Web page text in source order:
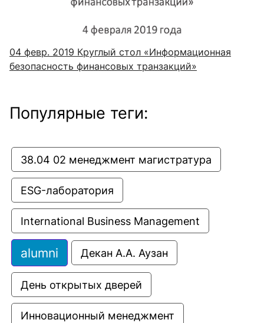
04 февр. 2019 Круглый стол «Информационная
безопасность финансовых транзакций»
Популярные теги:
38.04 02 менеджмент магистратура
ESG-лаборатория
International Business Management
alumni Декан А.А. Аузан
День открытых дверей
Инновационный менеджмент